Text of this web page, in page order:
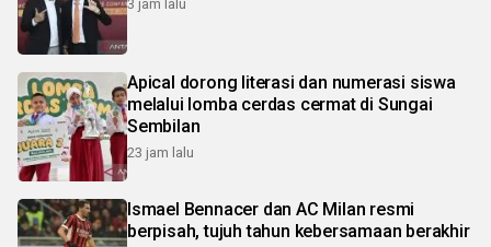
3 jam lalu
Apical dorong literasi dan numerasi siswa
melalui lomba cerdas cermat di Sungai
Sembilan
23 jam lalu
Ismael Bennacer dan AC Milan resmi
berpisah, tujuh tahun kebersamaan berakhir